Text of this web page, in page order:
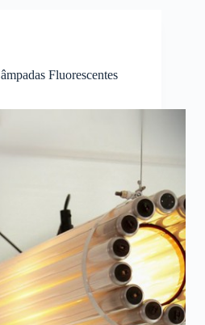
Fluorescentes